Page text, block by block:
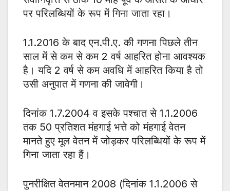
पर परिलब्धियों के रूप में गिना जाता रहा।
1.1.2016 के बाद एन.पी.ए. की गणना पिछले तीन
साल में से कम से कम 2 वर्ष आहरित होना आवश्यक
है। यदि 2 वर्ष से कम अवधि में आहरित किया है तो
उसी अनुपात में गणना की जावेगी।
दिनांक 1.7.2004 व इसके पश्चात से 1.1.2006
तक 50 प्रतिशत मंहगाई भत्ते को मंहगाई वेतन
मानते हुए मूल वेतन में जोड़कर परिलब्धियों के रूप में
गिना जाता रहा हैं।
पुनरीक्षित वेतनमान 2008 (दिनांक 1.1.2006 से